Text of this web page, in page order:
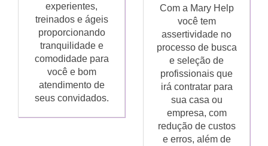
experientes,
treinados e ágeis
proporcionando
tranquilidade e
comodidade para
você e bom
atendimento de
seus convidados.
Com a Mary Help
você tem
assertividade no
processo de busca
e seleção de
profissionais que
irá contratar para
sua casa ou
empresa, com
redução de custos
e erros, além de